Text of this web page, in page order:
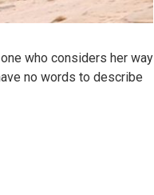
who considers her way
no words to describe